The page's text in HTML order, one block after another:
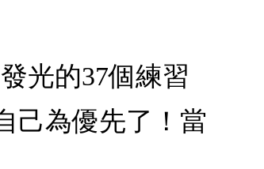
光的37個練習
己為優先了！當